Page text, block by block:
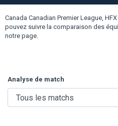
Canada Canadian Premier League,
pouvez suivre la comparaison des
notre page.
Analyse de match